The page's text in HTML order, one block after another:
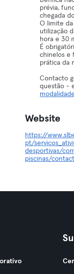
prévia,
chegada
O limite
utilização
hora e 30
É
chinelos e
prática da
Contacto
questão -
Website
https://
pt/
desportivas/
piscinas/